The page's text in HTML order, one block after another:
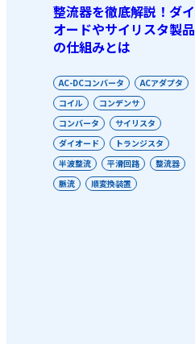
整流器を徹底解説！ダイ
オードやサイリスタ製品
の仕組みとは
AC-DCコンバータ
ACアダプタ
コイル
コンデンサ
コンバータ
サイリスタ
ダイオード
トランジスタ
半波整流
平滑回路
整流器
脈流
順変換装置